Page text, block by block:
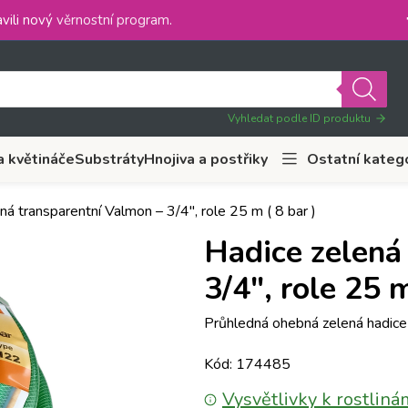
nový věrnostní program.
Vyhledat podle ID produktu
květináčeSubstrátyHnojiva a postřiky Ostatní
transparentní Valmon – 3/4″, role 25 m ( 8 bar )
Hadice
3/4″, role 25
Průhledná ohebná zelená
Kód: 174485
Vysvětlivky k